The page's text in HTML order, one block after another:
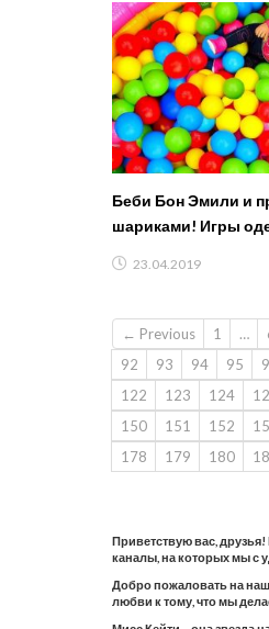
Беби Бон Эмили и
шариками! Игры
детей.
23.04.2019
← Previous 1 …
92
93 94 95
122
123 124
150
151 152
178
179 180
Приветствую вас,
каналы, на которых мы с
Добро пожаловать на
любви к тому, что мы